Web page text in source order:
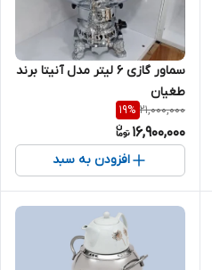
سماور گازی 6 لیتر مدل آنیتا برند
طغیان
21,000,000
19%
16,900,000
افزودن به سبد